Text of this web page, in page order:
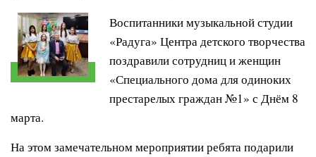
Воспитанники музыкальной студии
«Радуга» Центра детского творчества
поздравили сотрудниц и женщин
«Специального дома для одиноких
престарелых граждан №1» с Днём 8
марта.
На этом замечательном мероприятии ребята подарили